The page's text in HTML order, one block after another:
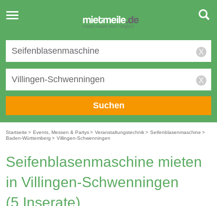
Toggle
navigation
X
X
Suchen
Startseite > Events, Messen & Partys> Veranstaltungstechnik> Seifenblasenmaschine >
Baden-Württemberg > Villingen-Schwenningen
Seifenblasenmaschine mieten
in Villingen-Schwenningen
(5 Inserate)